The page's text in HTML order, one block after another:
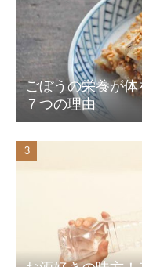
ごぼうの栄養が
７つの理由